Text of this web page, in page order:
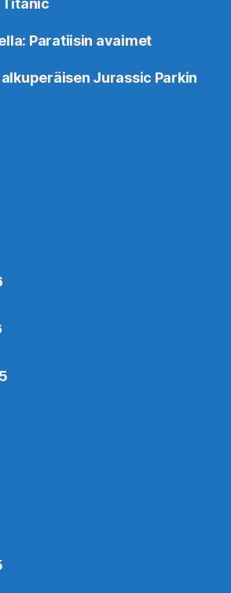
Paratiisin avaimet
Jurassic Parkin